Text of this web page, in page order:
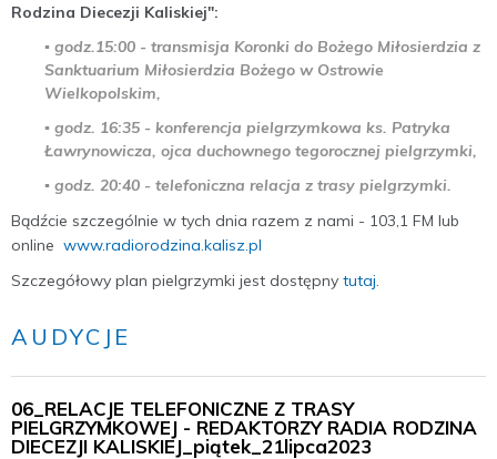
Rodzina Diecezji Kaliskiej":
▪️ godz.15:00 - transmisja Koronki do Bożego Miłosierdzia z
Sanktuarium Miłosierdzia Bożego w Ostrowie
Wielkopolskim,
▪️ godz. 16:35 - konferencja pielgrzymkowa ks. Patryka
Ławrynowicza, ojca duchownego tegorocznej pielgrzymki,
▪️ godz. 20:40 - telefoniczna relacja z trasy pielgrzymki.
Bądźcie szczególnie w tych dnia razem z nami - 103,1 FM lub
online www.radiorodzina.kalisz.pl
Szczegółowy plan pielgrzymki jest dostępny tutaj.
AUDYCJE
06_RELACJE TELEFONICZNE Z TRASY
PIELGRZYMKOWEJ - REDAKTORZY RADIA RODZINA
DIECEZJI KALISKIEJ_piątek_21lipca2023